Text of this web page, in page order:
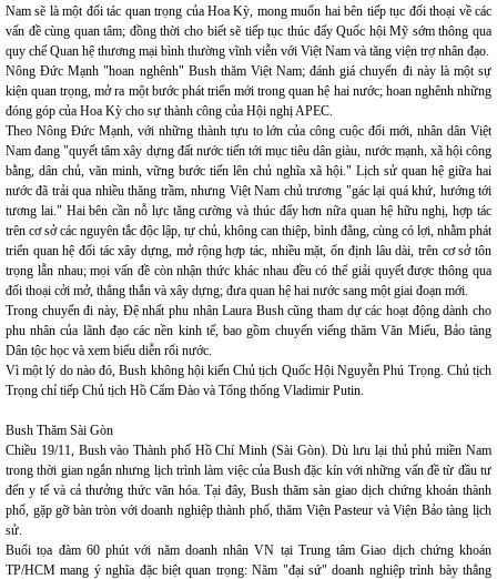
Nam sẽ là một đối tác quan trọng của Hoa Kỳ, mong muốn hai bên tiếp tục đối thoại về các
vấn đề cùng quan tâm; đồng thời cho biết sẽ tiếp tục thúc đẩy Quốc hội Mỹ sớm thông qua
quy chế Quan hệ thương mại bình thường vĩnh viễn với Việt Nam và tăng viện trợ nhân đạo.
Nông Đức Mạnh "hoan nghênh" Bush thăm Việt Nam; đánh giá chuyến đi này là một sự
kiện quan trọng, mở ra một bước phát triển mới trong quan hệ hai nước; hoan nghênh những
đóng góp của Hoa Kỳ cho sự thành công của Hội nghị APEC.
Theo Nông Đức Mạnh, với những thành tựu to lớn của công cuộc đổi mới, nhân dân Việt
Nam đang "quyết tâm xây dựng đất nước tiến tới mục tiêu dân giàu, nước mạnh, xã hội công
bằng, dân chủ, văn minh, vững bước tiến lên chủ nghĩa xã hội." Lịch sử quan hệ giữa hai
nước đã trải qua nhiều thăng trầm, nhưng Việt Nam chủ trương "gác lại quá khứ, hướng tới
tương lai." Hai bên cần nỗ lực tăng cường và thúc đẩy hơn nữa quan hệ hữu nghị, hợp tác
trên cơ sở các nguyên tắc độc lập, tự chủ, không can thiệp, bình đẳng, cùng có lợi, nhằm phát
triển quan hệ đối tác xây dựng, mở rộng hợp tác, nhiều mặt, ổn định lâu dài, trên cơ sở tôn
trọng lẫn nhau; mọi vấn đề còn nhận thức khác nhau đều có thể giải quyết được thông qua
đối thoại cởi mở, thẳng thắn và xây dựng; đưa quan hệ hai nước sang một giai đoạn mới.
Trong chuyến đi này, Đệ nhất phu nhân Laura Bush cũng tham dự các hoạt động dành cho
phu nhân của lãnh đạo các nền kinh tế, bao gồm chuyến viếng thăm Văn Miếu, Bảo tàng
Dân tộc học và xem biểu diễn rối nước.
Vì một lý do nào đó, Bush không hội kiến Chủ tịch Quốc Hội Nguyễn Phú Trọng. Chủ tịch
Trọng chỉ tiếp Chủ tịch Hồ Cẩm Đào và Tổng thống Vladimir Putin.
Bush Thăm Sài Gòn
Chiều 19/11, Bush vào Thành phố Hồ Chí Minh (Sài Gòn). Dù lưu lại thủ phủ miền Nam
trong thời gian ngắn nhưng lịch trình làm việc của Bush đặc kín với những vấn đề từ đầu tư
đến y tế và cả thưởng thức văn hóa. Tại đây, Bush thăm sàn giao dịch chứng khoán thành
phố, gặp gỡ bàn tròn với doanh nghiệp thành phố, thăm Viện Pasteur và Viện Bảo tàng lịch
sử.
Buổi tọa đàm 60 phút với năm doanh nhân VN tại Trung tâm Giao dịch chứng khoán
TP/HCM mang ý nghĩa đặc biệt quan trọng: Năm "đại sứ" doanh nghiệp trình bày thẳng